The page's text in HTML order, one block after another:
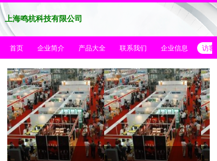
上海鸣杭科技有限公司
首页 企业简介 产品大全 联系我们 企业信息 访客